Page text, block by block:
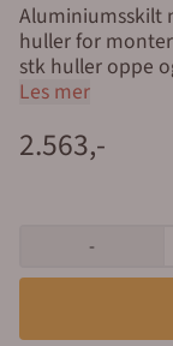
Aluminiumsskilt
huller for montering på
stk huller oppe
oppe og nede med
avgjørende rolle
arbeidsplasser
evakueringen
et trygt sted
etter evakuering fra en
Les mer
2.563,-
-